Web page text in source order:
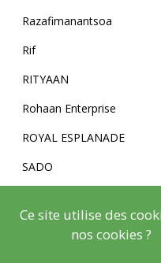
Razafimanantsoa
Rif
RITYAAN
Rohaan Enterprise
ROYAL ESPLANADE
SADO
Sani
Ce site utilise des
nos cookies ?